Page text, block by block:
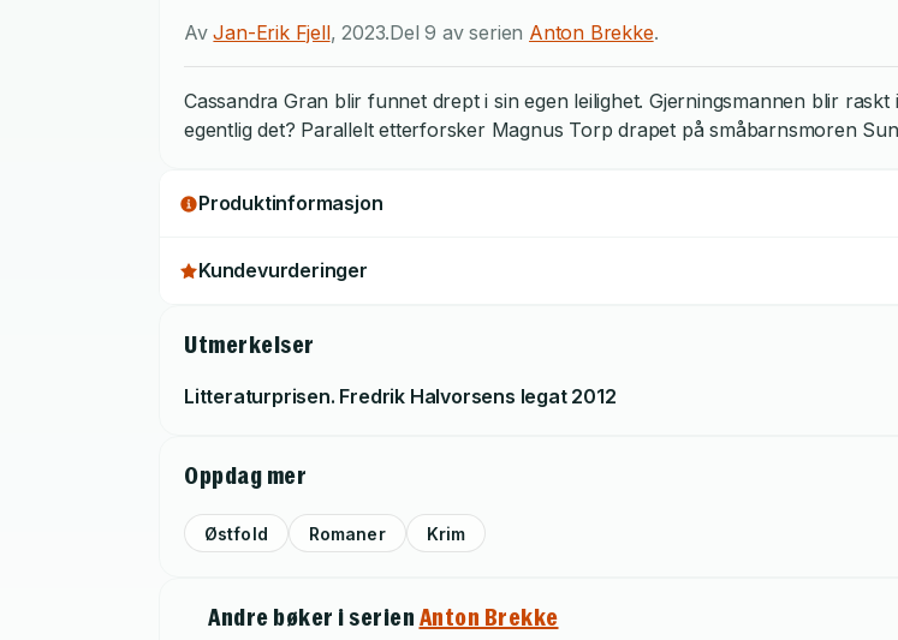
AvJan-Erik Fjell,2023.Del 9 av serien Anton Brekke.
Cassandra Gran blir funnet drept i sin egen leilighet. Gjerningsmannen blir
egentlig det? Parallelt etterforsker Magnus Torp drapet på småbarnsmoren
Produktinformasjon
Kundevurderinger
Utmerkelser
Litteraturprisen. Fredrik Halvorsens legat2012
Oppdag mer
Østfold Romaner Krim
Andre bøker i serien Anton Brekke